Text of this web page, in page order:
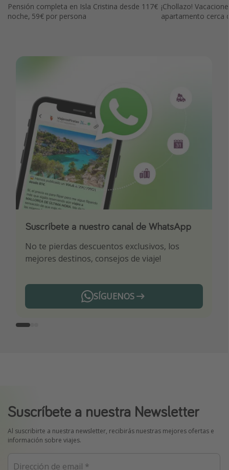
Pensión completa en Isla Cristina desde 117€
noche, 59€ por persona
¡Chollazo!
apartamento cerca
Suscríbete a nuestro canal de WhatsApp
No te pierdas descuentos exclusivos, los
mejores destinos, consejos de viaje!
SÍGUENOS
Descarga nuestra app
Sé el primero en reservar nuestros chollazos
¡Suscríbete a nuestro canal de Telegram!
¡Recibe las mejores ofertas seleccionadas para
ti por nuestros expertos en viajes
Telegram
Suscríbete a nuestra Newsletter
Al suscribirte a nuestra newsletter, recibirás nuestras mejores ofertas e
información sobre viajes.